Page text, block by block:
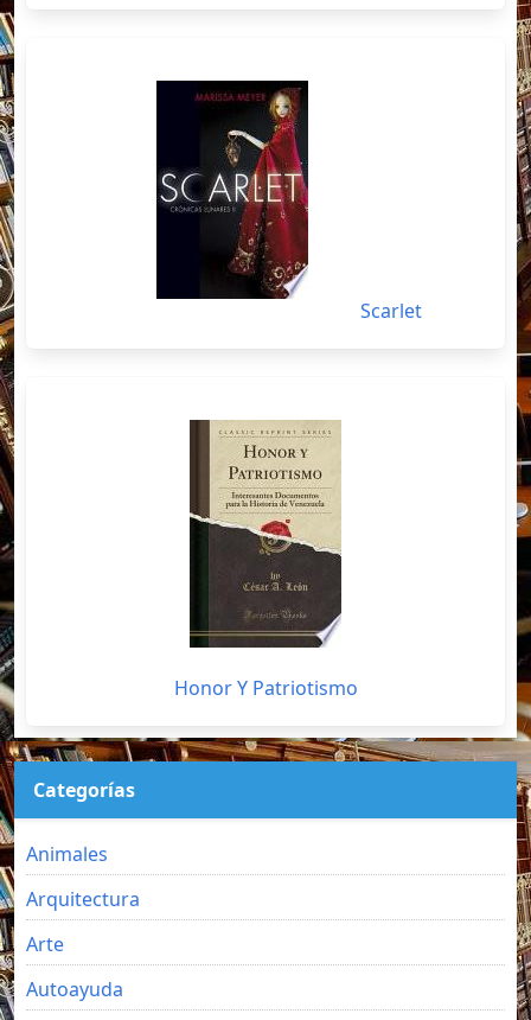
Scarlet
Honor Y Patriotismo
Categorías
Animales
Arquitectura
Arte
Autoayuda